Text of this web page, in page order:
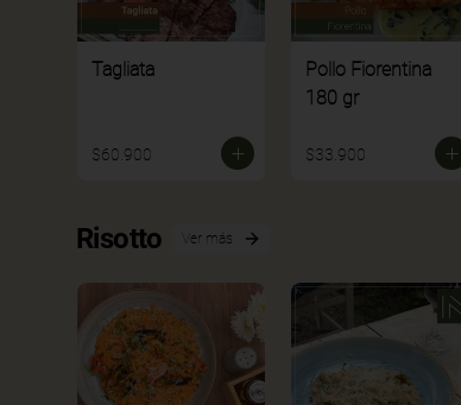
Tagliata
$60.900
Pollo Fiorentina
180 gr
$33.900
Risotto Ver más